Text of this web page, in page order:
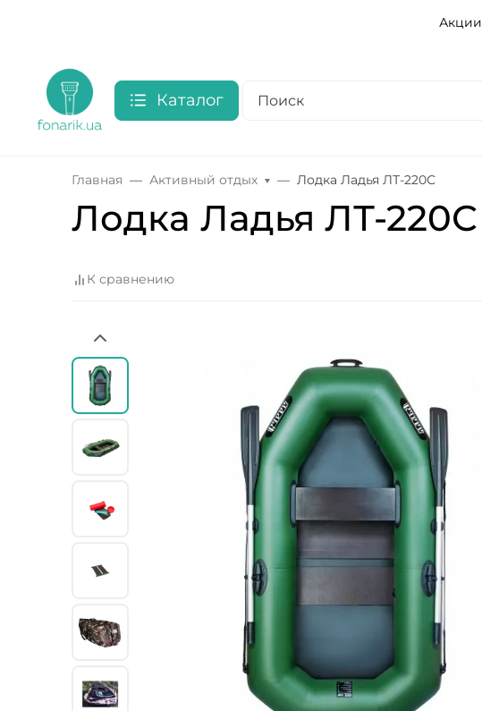
Акции
Каталог
Главная Активный отдых Лодка Ладья ЛТ-220С
Лодка Ладья ЛТ-220С
К сравнению